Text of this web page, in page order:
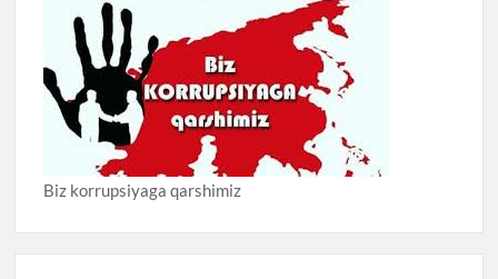
Biz korrupsiyaga qarshimiz